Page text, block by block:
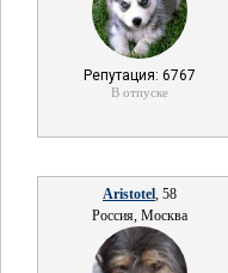
Репутация: 6767
В отпуске
Aristotel, 58
Россия, Москва